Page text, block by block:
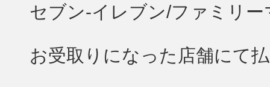
セブン-イレブン/ファミリ
お受取りになった店舗にて